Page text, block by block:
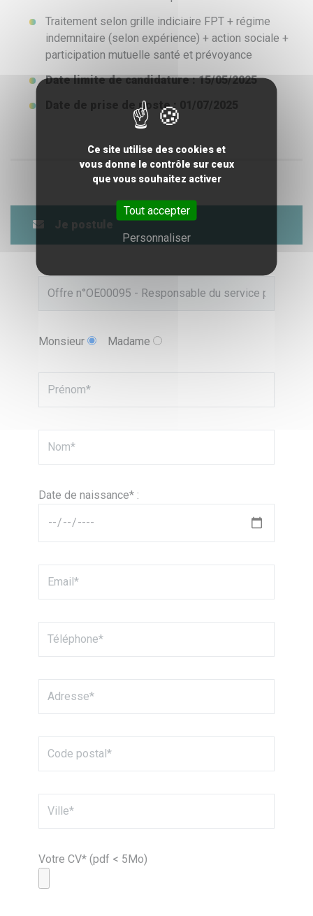
Traitement selon grille indiciaire FPT + régime
indemnitaire (selon expérience) + action sociale +
participation mutuelle santé et prévoyance
Date limite de candidature : 15/05/2025
Date de prise de poste : 01/07/2025
Je postule
Monsieur Madame
Date de naissance* :
Votre CV* (pdf < 5Mo)
Ce site utilise des cookies et
vous donne le contrôle sur ceux
que vous souhaitez activer
Tout accepter
Personnaliser